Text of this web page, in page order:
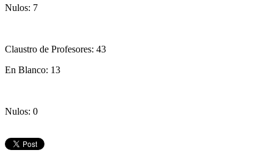
Nulos: 7
Claustro de Profesores: 43
En Blanco: 13
Nulos: 0